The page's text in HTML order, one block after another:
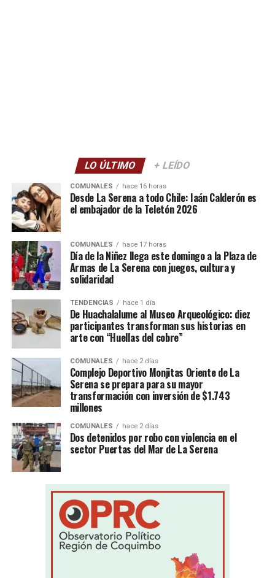
LO ÚLTIMO + LEÍDO
COMUNALES hace 16 horas
Desde La Serena a todo Chile: Iaán Calderón es
el embajador de la Teletón 2026
COMUNALES hace 17 horas
Día de la Niñez llega este domingo a la Plaza de
Armas de La Serena con juegos, cultura y
solidaridad
TENDENCIAS hace 1 día
De Huachalalume al Museo Arqueológico: diez
participantes transforman sus historias en
arte con “Huellas del cobre”
COMUNALES hace 2 días
Complejo Deportivo Monjitas Oriente de La
Serena se prepara para su mayor
transformación con inversión de $1.743
millones
COMUNALES hace 2 días
Dos detenidos por robo con violencia en el
sector Puertas del Mar de La Serena